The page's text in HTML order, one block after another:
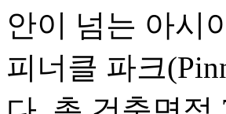
안이 넘는 아시
피너클 파크